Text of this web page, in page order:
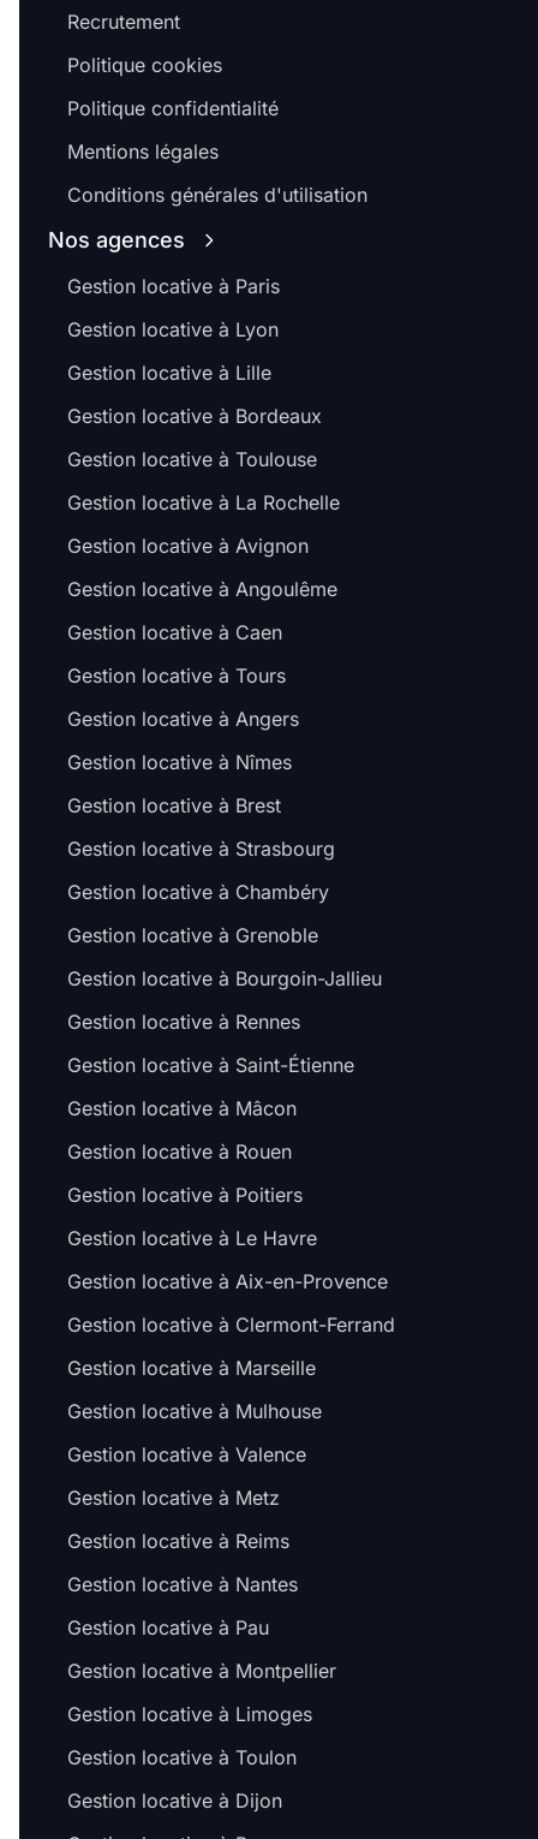
Recrutement
Politique cookies
Politique confidentialité
Mentions légales
Conditions générales d'utilisation
Nos agences
Gestion locative à Paris
Gestion locative à Lyon
Gestion locative à Lille
Gestion locative à Bordeaux
Gestion locative à Toulouse
Gestion locative à La Rochelle
Gestion locative à Avignon
Gestion locative à Angoulême
Gestion locative à Caen
Gestion locative à Tours
Gestion locative à Angers
Gestion locative à Nîmes
Gestion locative à Brest
Gestion locative à Strasbourg
Gestion locative à Chambéry
Gestion locative à Grenoble
Gestion locative à Bourgoin-Jallieu
Gestion locative à Rennes
Gestion locative à Saint-Étienne
Gestion locative à Mâcon
Gestion locative à Rouen
Gestion locative à Poitiers
Gestion locative à Le Havre
Gestion locative à Aix-en-Provence
Gestion locative à Clermont-Ferrand
Gestion locative à Marseille
Gestion locative à Mulhouse
Gestion locative à Valence
Gestion locative à Metz
Gestion locative à Reims
Gestion locative à Nantes
Gestion locative à Pau
Gestion locative à Montpellier
Gestion locative à Limoges
Gestion locative à Toulon
Gestion locative à Dijon